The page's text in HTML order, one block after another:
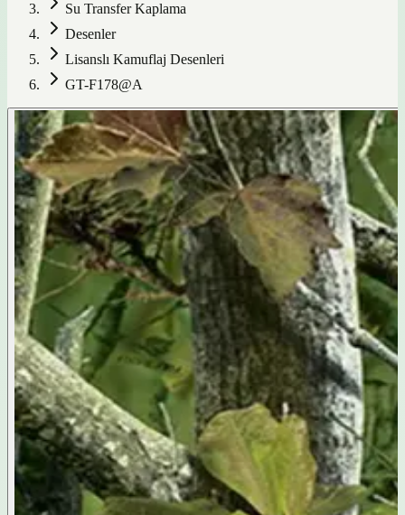
Su Transfer Kaplama
Desenler
Lisanslı Kamuflaj Desenleri
GT-F178@A